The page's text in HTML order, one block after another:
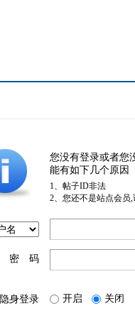
您没有登录或者您
能有如下几个原因
1、帖子ID非法
2、您还不是站点会员
密 码
隐身登录 开启 关闭